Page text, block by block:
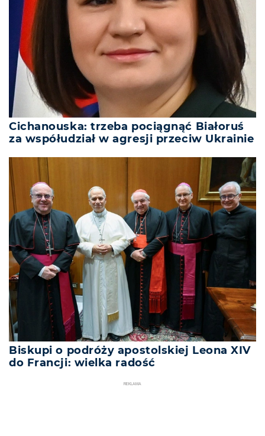
Cichanouska: trzeba pociągnąć Białoruś
za współudział w agresji przeciw Ukrainie
Biskupi o podróży apostolskiej Leona XIV
do Francji: wielka radość
REKLAMA